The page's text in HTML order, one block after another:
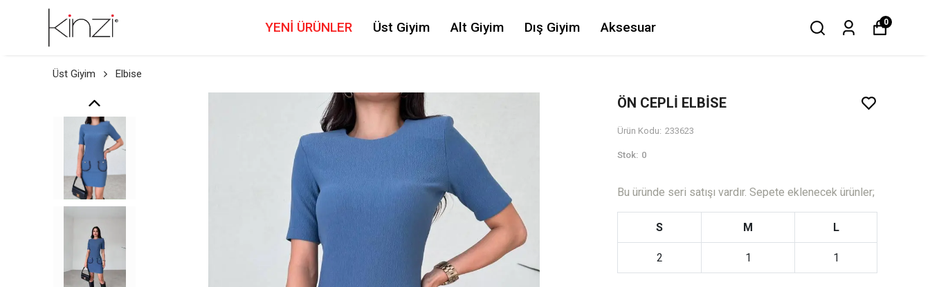
YENİ ÜRÜNLER Üst Giyim Alt Giyim Dış Giyim Aksesuar 0
Üst Giyim Elbise
ÖN CEPLİ ELBİSE
Ürün Kodu: 233623
Stok: 0
Bu üründe seri satışı vardır. Sepete eklenecek ürünler;
S M L
2 1 1